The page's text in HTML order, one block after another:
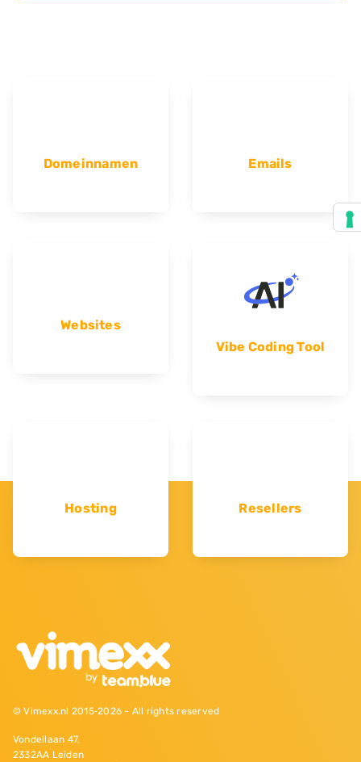
Domeinnamen Emails
Websites
Vibe Coding Tool
Hosting Resellers
© Vimexx.nl 2015‐2026 - All rights reserved
Vondellaan 47,
2332AA Leiden